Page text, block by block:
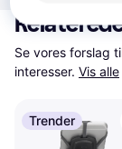
Se vores forslag
interesser. Vis alle
Trender